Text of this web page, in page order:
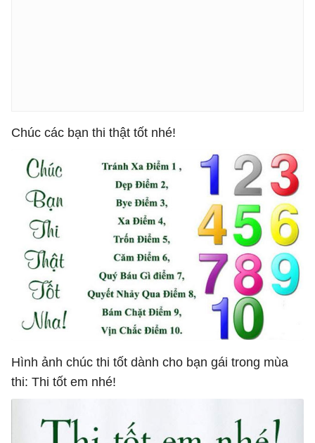
Chúc các bạn thi thật tốt nhé!
Hình ảnh chúc thi tốt dành cho bạn gái trong mùa
thi: Thi tốt em nhé!